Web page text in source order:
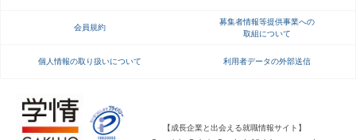
会員規約
募集者情報等提供事業への
取組について
個人情報の取り扱いについて 利用者データの外部送信
【成長企業と出会える就職情報サイト】